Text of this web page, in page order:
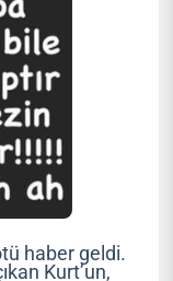
haber geldi.
Kurt’un,